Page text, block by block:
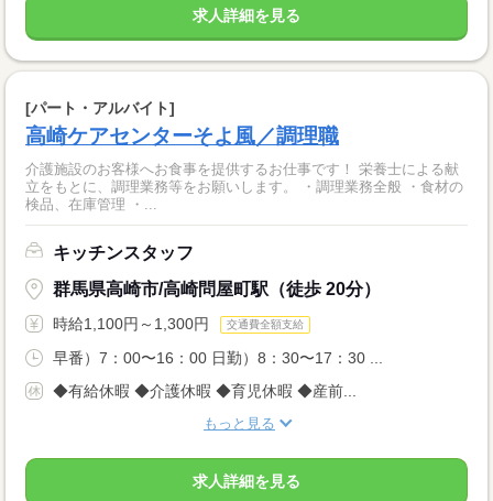
求人詳細を見る
[パート・アルバイト]
高崎ケアセンターそよ風／調理職
介護施設のお客様へお食事を提供するお仕事です！ 栄養士による献
立をもとに、調理業務等をお願いします。 ・調理業務全般 ・食材の
検品、在庫管理 ・...
キッチンスタッフ
群馬県高崎市/高崎問屋町駅（徒歩 20分）
時給1,100円～1,300円 交通費全額支給
早番）7：00〜16：00 日勤）8：30〜17：30 ...
◆有給休暇 ◆介護休暇 ◆育児休暇 ◆産前...
もっと見る
求人詳細を見る